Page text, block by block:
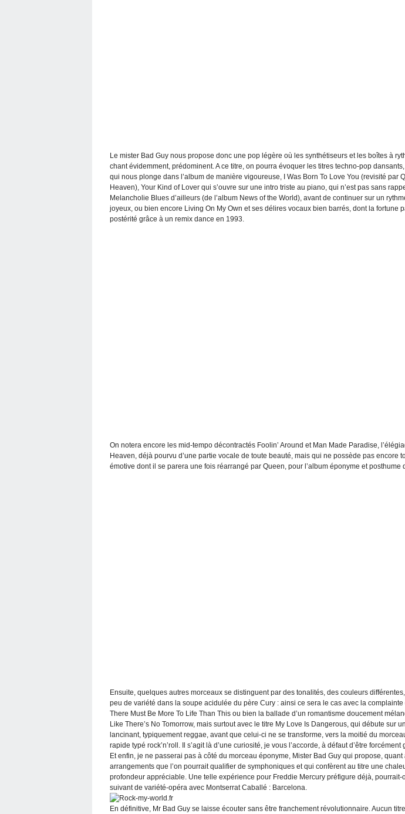
Le mister Bad Guy nous propose donc une pop légère où les synthétiseurs et les boîtes à
chant évidemment, prédominent. A ce titre, on pourra évoquer les titres techno-pop dansants,
qui nous plonge dans l’album de manière vigoureuse, I Was Born To Love You (revisité par
Heaven), Your Kind of Lover qui s’ouvre sur une intro triste au piano, qui n’est pas sans
Melancholie Blues d’ailleurs (de l’album News of the World), avant de continuer sur un
joyeux, ou bien encore Living On My Own et ses délires vocaux bien barrés, dont la fortune
postérité grâce à un remix dance en 1993.
On notera encore les mid-tempo décontractés Foolin’ Around et Man Made Paradise,
Heaven, déjà pourvu d’une partie vocale de toute beauté, mais qui ne possède pas encore
émotive dont il se parera une fois réarrangé par Queen, pour l’album éponyme et posthume
Ensuite, quelques autres morceaux se distinguent par des tonalités, des couleurs
peu de variété dans la soupe acidulée du père Cury : ainsi ce sera le cas avec la
There Must Be More To Life Than This ou bien la ballade d’un romantisme doucement
Like There’s No Tomorrow, mais surtout avec le titre My Love Is Dangerous, qui débute sur
lancinant, typiquement reggae, avant que celui-ci ne se transforme, vers la moitié du
rapide typé rock’n’roll. Il s’agit là d’une curiosité, je vous l’accorde, à défaut d’être forcément
Et enfin, je ne passerai pas à côté du morceau éponyme, Mister Bad Guy qui propose, quant
arrangements que l’on pourrait qualifier de symphoniques et qui confèrent au titre une
profondeur appréciable. Une telle expérience pour Freddie Mercury préfigure déjà, pourrait-
suivant de variété-opéra avec Montserrat Caballé : Barcelona.
En définitive, Mr Bad Guy se laisse écouter sans être franchement révolutionnaire. Aucun